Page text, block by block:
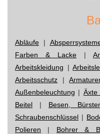
Abläufe |
Farben & Lacke |
Arbeitskleidung |
Arbeitsschutz |
Außenbeleuchtung | Äxte
Beitel | Besen,
Schraubenschlüssel |
Polieren | Bohrer &